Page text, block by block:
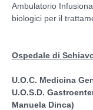
Ambulatorio
biologici per il
Ospedale di
U.O.C. Medicina
U.O.S.D.
Manuela Dinca)